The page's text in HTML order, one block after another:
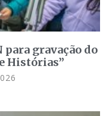
gravação do
Histórias”